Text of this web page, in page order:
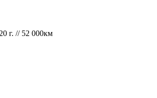
г. // 52 000км